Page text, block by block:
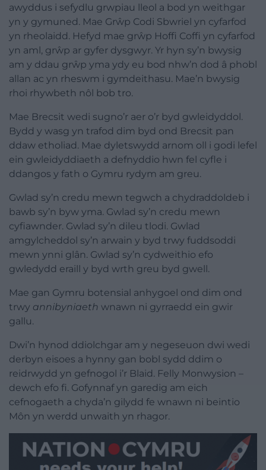
awyddus i sefydlu grwpiau lleol a bod yn weithgar
yn y gymuned. Mae Grŵp Codi Sbwriel yn cyfarfod
yn rheolaidd. Hefyd mae grŵp Hoffi Coffi yn cyfarfod
yn aml, grŵp ar gyfer dysgwyr. Yr hyn sy’n bwysig
am y ddau grŵp yma ydy eu bod nhw’n dod â phobl
allan ac yn rheswm i gymdeithasu. Mae’n bwysig
rhoi rhywbeth nôl bob tro.
Mae Brecsit wedi sugno’r aer o’r byd gwleidyddol.
Bydd y wasg yn trafod dim byd ond Brecsit pan
ddaw etholiad. Mae dyletswydd arnom oll i godi lefel
ein gwleidyddiaeth a defnyddio hwn fel cyfle i
ddangos y fath o Gymru rydym am greu.
Gwlad sy’n credu mewn tegwch a chydraddoldeb i
bawb sy’n byw yma. Gwlad sy’n credu mewn
cyfiawnder. Gwlad sy’n dileu tlodi. Gwlad
amgylcheddol sy’n arwain y byd trwy fuddsoddi
mewn ynni glân. Gwlad sy’n cydweithio efo
gwledydd eraill y byd wrth greu byd gwell.
Mae gan Gymru botensial anhygoel ond dim ond
trwy annibyniaeth wnawn ni gyrraedd ein gwir
gallu.
Dwi’n hynod ddiolchgar am y negeseuon dwi wedi
derbyn eisoes a hynny gan bobl sydd ddim o
reidrwydd yn gefnogol i’r Blaid. Felly Monwysion –
dewch efo fi. Gofynnaf yn garedig am eich
cefnogaeth a chyda’n gilydd fe wnawn ni beintio
Môn yn werdd unwaith yn rhagor.